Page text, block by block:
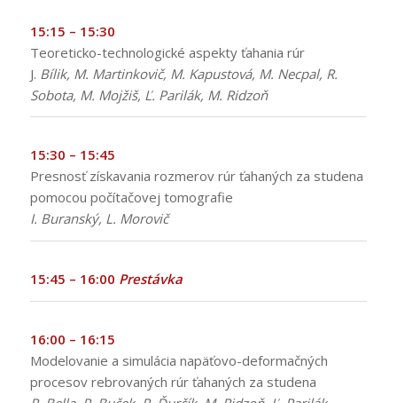
15:15 – 15:30
Teoreticko-technologické aspekty ťahania rúr
J. Bílik, M. Martinkovič, M. Kapustová, M. Necpal, R.
Sobota, M. Mojžiš, Ľ. Parilák, M. Ridzoň
15:30 – 15:45
Presnosť získavania rozmerov rúr ťahaných za studena
pomocou počítačovej tomografie
I. Buranský, L. Morovič
15:45 – 16:00 Prestávka
16:00 – 16:15
Modelovanie a simulácia napäťovo-deformačných
procesov rebrovaných rúr ťahaných za studena